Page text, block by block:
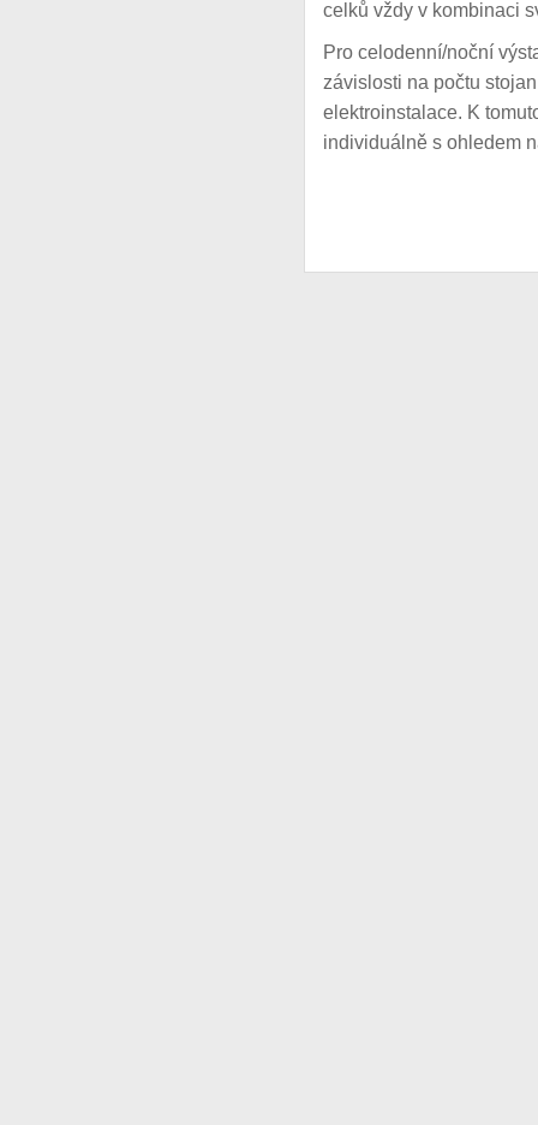
celků vždy v kombinaci
Pro celodenní/noční
závislosti na počtu
elektroinstalace. K
individuálně s ohledem